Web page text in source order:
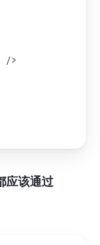
/>